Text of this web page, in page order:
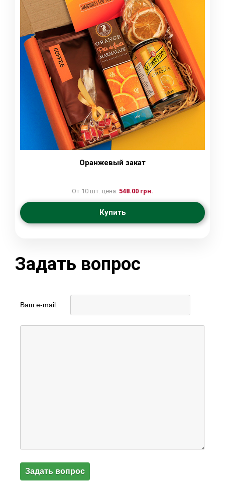
Оранжевый закат
От 10 шт. цена: 548.00 грн.
Купить
Задать вопрос
Ваш e-mail: